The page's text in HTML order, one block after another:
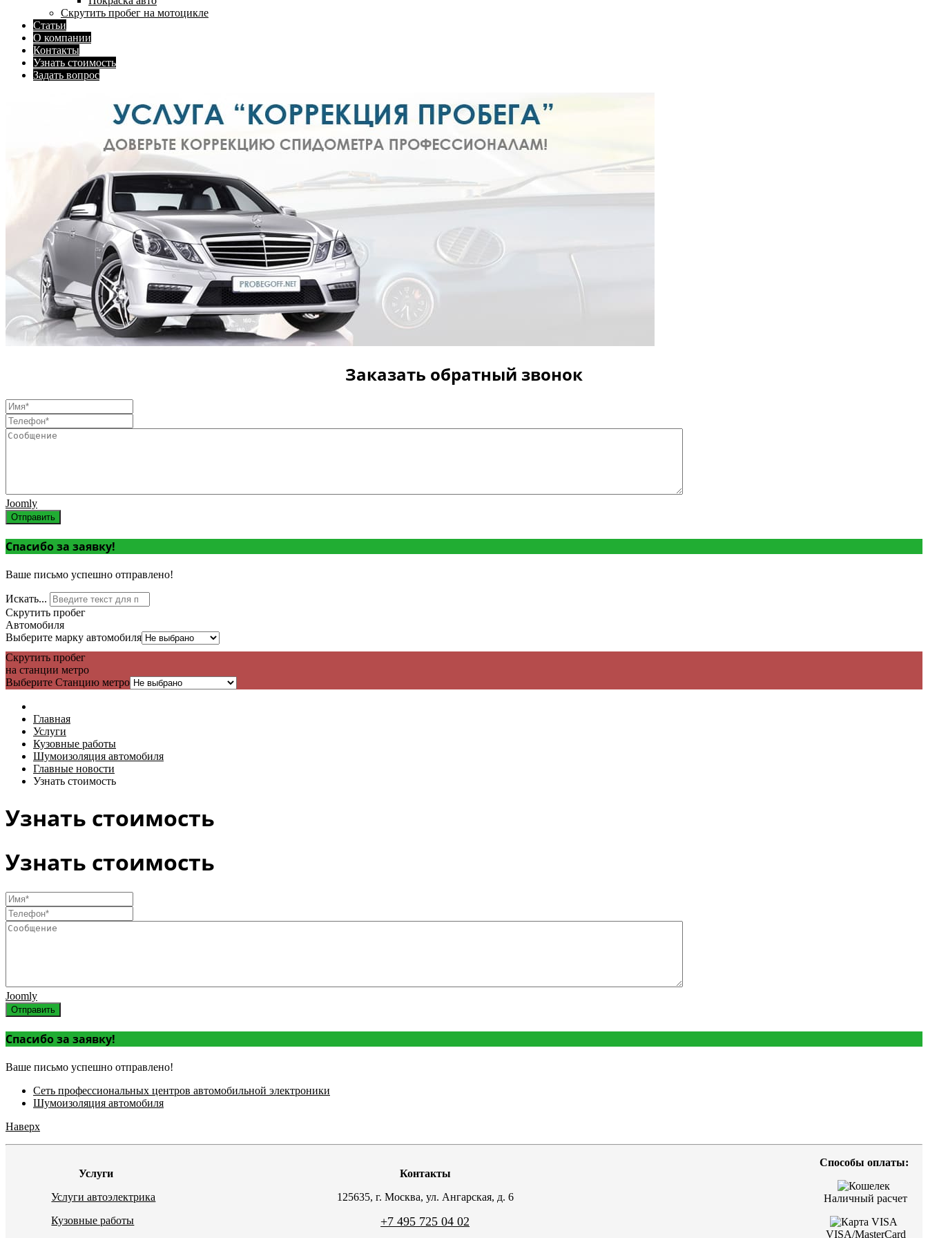
Скрутить пробег на мотоцикле
Статьи
О компании
Контакты
Узнать стоимость
Задать вопрос
Заказать обратный звонок
Joomly
Отправить
Спасибо за заявку!
Ваше письмо успешно отправлено!
Искать...
Скрутить пробег
Автомобиля
Выберите марку автомобиля
Скрутить пробег
на станции метро
Выберите Станцию метро
Главная
Услуги
Кузовные работы
Шумоизоляция автомобиля
Главные новости
Узнать стоимость
Узнать стоимость
Узнать стоимость
Joomly
Отправить
Спасибо за заявку!
Ваше письмо успешно отправлено!
Сеть профессиональных центров автомобильной электроники
Шумоизоляция автомобиля
Наверх
Услуги
Услуги автоэлектрика
Кузовные работы
Контакты
125635, г. Москва, ул. Ангарская, д. 6
+7 495 725 04 02
Способы оплаты:
Наличный расчет
VISA/MasterCard